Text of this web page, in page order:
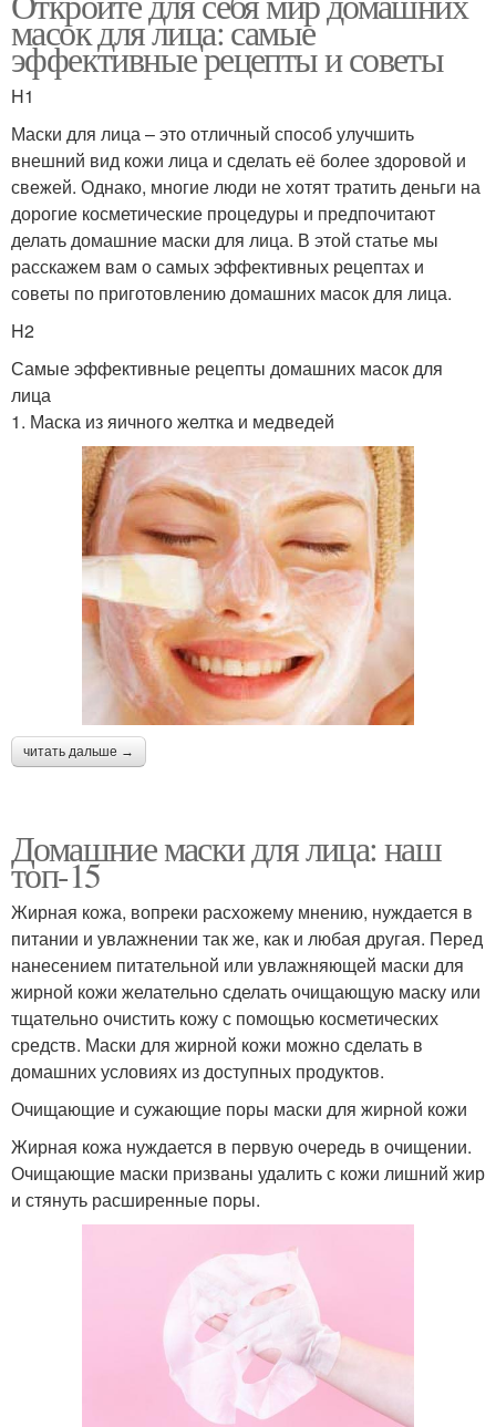
масок для лица: самые
эффективные рецепты и советы
H1
Маски для лица – это отличный способ улучшить
внешний вид кожи лица и сделать её более здоровой и
свежей. Однако, многие люди не хотят тратить деньги на
дорогие косметические процедуры и предпочитают
делать домашние маски для лица. В этой статье мы
расскажем вам о самых эффективных рецептах и
советы по приготовлению домашних масок для лица.
H2
Самые эффективные рецепты домашних масок для
лица
1. Маска из яичного желтка и медведей
читать дальше →
Домашние маски для лица: наш
топ-15
Жирная кожа, вопреки расхожему мнению, нуждается в
питании и увлажнении так же, как и любая другая. Перед
нанесением питательной или увлажняющей маски для
жирной кожи желательно сделать очищающую маску или
тщательно очистить кожу с помощью косметических
средств. Маски для жирной кожи можно сделать в
домашних условиях из доступных продуктов.
Очищающие и сужающие поры маски для жирной кожи
Жирная кожа нуждается в первую очередь в очищении.
Очищающие маски призваны удалить с кожи лишний жир
и стянуть расширенные поры.